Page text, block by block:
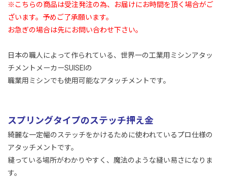
※こちらの商品は受注発注の為、お届けにお時間を頂く場合がご
ざいます。予めご了承願います。
お急ぎの場合は先にお問い合わせ下さい。
日本の職人によって作られている、世界一の工業用ミシンアタッ
チメントメーカーSUISEIの
職業用ミシンでも使用可能なアタッチメントです。
スプリングタイプのステッチ押え金
綺麗な一定幅のステッチをかけるために使われているプロ仕様の
アタッチメントです。
縫っている場所がわかりやすく、魔法のような縫い易さになりま
す。